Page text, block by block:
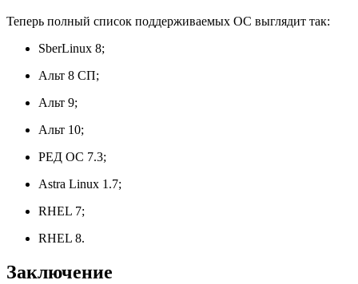
Теперь полный список поддерживаемых ОС выглядит так:
SberLinux 8;
Альт 8 СП;
Альт 9;
Альт 10;
РЕД ОС 7.3;
Astra Linux 1.7;
RHEL 7;
RHEL 8.
Заключение